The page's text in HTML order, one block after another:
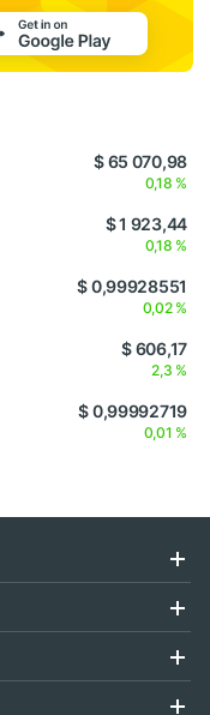
$ 65 070,98
0,18 %
$ 1 923,44
0,18 %
$ 0,99928551
0,02 %
$ 606,17
2,3 %
$ 0,99992719
0,01 %